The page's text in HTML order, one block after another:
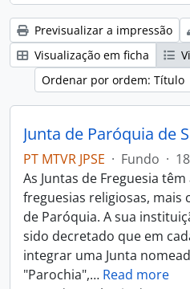
Previsualizar a impressão
Visualização em ficha
Ordenar por ordem: Título
Junta de Paróquia de
PT MTVR JPSE · Fundo ·
As Juntas de Freguesia
freguesias religiosas, mais
de Paróquia. A sua
sido decretado que em
integrar uma Junta
"Parochia",… Read more